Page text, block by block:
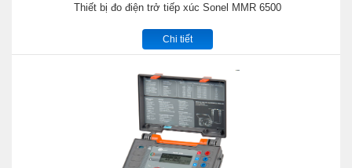
Thiết bị đo điện trở tiếp xúc Sonel MMR 6500
Chi tiết